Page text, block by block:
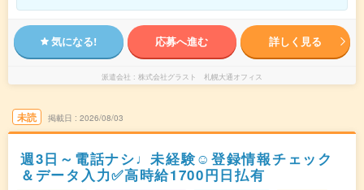
気になる! 応募へ進む 詳しく見る
派遣会社 株式会社グラスト 札幌大通オフィス
未読 掲載日 2026/08/03
週3日～電話ナシ♩未経験☺登録情報チェック
＆データ入力✅高時給1700円日払有